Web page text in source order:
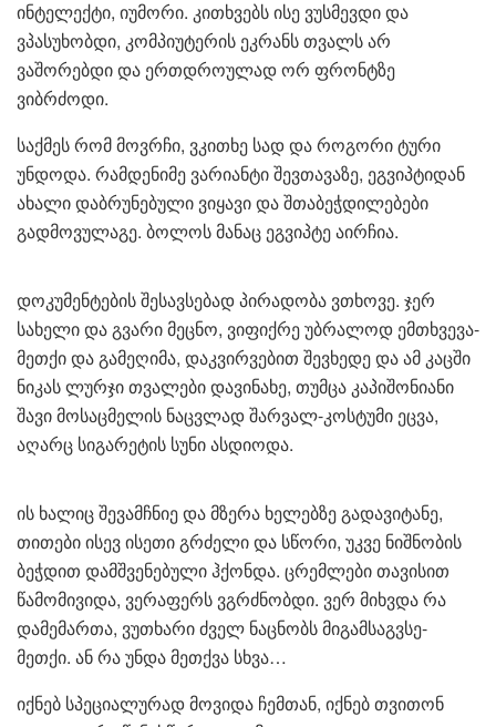
ინტელექტი, იუმორი. კითხვებს ისე ვუსმევდი და
ვპასუხობდი, კომპიუტერის ეკრანს თვალს არ
ვაშორებდი და ერთდროულად ორ ფრონტზე
ვიბრძოდი.
საქმეს რომ მოვრჩი, ვკითხე სად და როგორი ტური
უნდოდა. რამდენიმე ვარიანტი შევთავაზე, ეგვიპტიდან
ახალი დაბრუნებული ვიყავი და შთაბეჭდილებები
გადმოვულაგე. ბოლოს მანაც ეგვიპტე აირჩია.
დოკუმენტების შესავსებად პირადობა ვთხოვე. ჯერ
სახელი და გვარი მეცნო, ვიფიქრე უბრალოდ ემთხვევა-
მეთქი და გამეღიმა, დაკვირვებით შევხედე და ამ კაცში
ნიკას ლურჯი თვალები დავინახე, თუმცა კაპიშონიანი
შავი მოსაცმელის ნაცვლად შარვალ-კოსტუმი ეცვა,
აღარც სიგარეტის სუნი ასდიოდა.
ის ხალიც შევამჩნიე და მზერა ხელებზე გადავიტანე,
თითები ისევ ისეთი გრძელი და სწორი, უკვე ნიშნობის
ბეჭდით დამშვენებული ჰქონდა. ცრემლები თავისით
წამომივიდა, ვერაფერს ვგრძნობდი. ვერ მიხვდა რა
დამემართა, ვუთხარი ძველ ნაცნობს მიგამსაგვსე-
მეთქი. ან რა უნდა მეთქვა სხვა…
იქნებ სპეციალურად მოვიდა ჩემთან, იქნებ თვითონ